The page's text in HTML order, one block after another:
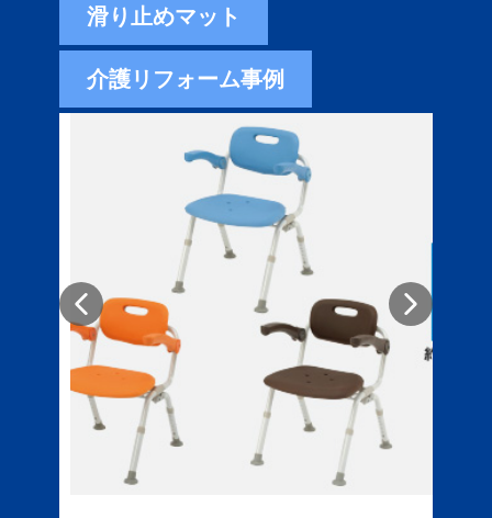
滑り止めマット
介護リフォーム事例